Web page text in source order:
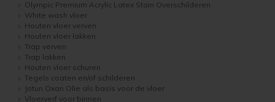
Eikenhout verven
Geïmpregneerd hout behandelen
Geïmpregneerd hout olien
Geïmpregneerd hout beitsen
Olympic Oil Stain 704 Alternatief
Olympic Oil Stain 713 overschilderen
Olympic Oil Stain 716 overschilderen
Olympic Oil Stain 716 alternatief
Olympic Premium Acrylic Latex Stain Overschilderen
White wash vloer
Houten vloer verven
Houten vloer lakken
Trap verven
Trap lakken
Houten vloer schuren
Tegels coaten en/of schilderen
Jotun Oxan Olie als basis voor de vloer
Vloerverf voor binnen